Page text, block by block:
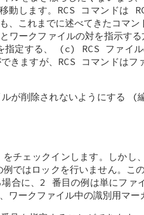
動します。RCS コマンドは
、これまでに述べてきたコマ
ワークファイルの対を指示
定する、 (c) RCS ファイル
きますが、RCS コマンドはフ
が削除されないようにする (
をチェックインします。しかし
ではロックを行いません。こ
合に、2 番目の例は単にファ
ワークファイル中の識別用マ